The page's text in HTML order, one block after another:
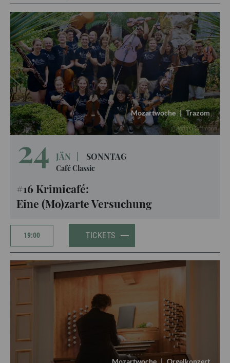
Mozartwoche | Trazom
Jonas Hoffmann
24 JÄN SONNTAG
Café Classic
#16 Krimicafé:
Eine (Mo)zarte Versuchung
19:00 TICKETS